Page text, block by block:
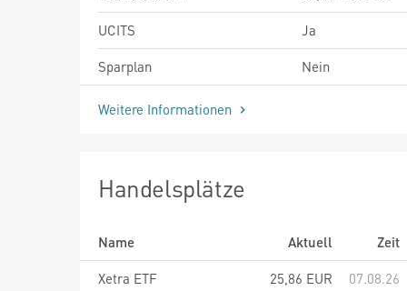
UCITS
Ja
Sparplan
Nein
Weitere Informationen
Handelsplätze
Name Aktuell
Zeit
Xetra ETF
25,86 EUR
07.08.26